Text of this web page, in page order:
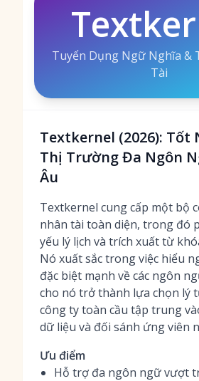
Tuyển Dụng Ngữ Nghĩa &
Tài
Textkernel (2026): Tốt
Thị Trường Đa Ngôn
Âu
Textkernel cung cấp một bộ
nhân tài toàn diện, trong đó
yếu lý lịch và trích xuất từ
Nó xuất sắc trong việc hiểu
đặc biệt mạnh về các ngôn
cho nó trở thành lựa chọn lý
công ty toàn cầu tập trung
dữ liệu và đối sánh ứng viên
Ưu điểm
Hỗ trợ đa ngôn ngữ vượt